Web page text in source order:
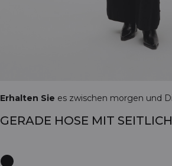
Erhalten Sie es zwischen morgen und
GERADE HOSE MIT